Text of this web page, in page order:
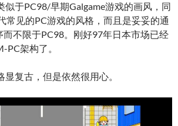
似于PC98/早期Galgame游戏的画风，同
常见的PC游戏的风格，而且是妥妥的通
不限于PC98。刚好97年日本市场已经
PC架构了。
复古，但是依然很用心。